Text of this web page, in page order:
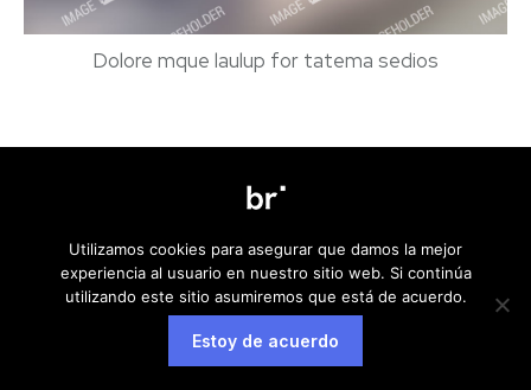
Dolore mque laulup for tatema sedios
Aviso legalPolítica de privacidad Política de cookies
Utilizamos cookies para asegurar que damos la mejor
experiencia al usuario en nuestro sitio web. Si continúa
utilizando este sitio asumiremos que está de acuerdo.
Estoy de acuerdo